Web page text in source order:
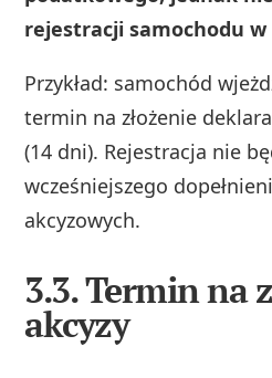
rejestracji samochodu w
Przykład: samochód
termin na złożenie
(14 dni). Rejestracja nie
wcześniejszego
akcyzowych.
3.3. Termin na
akcyzy